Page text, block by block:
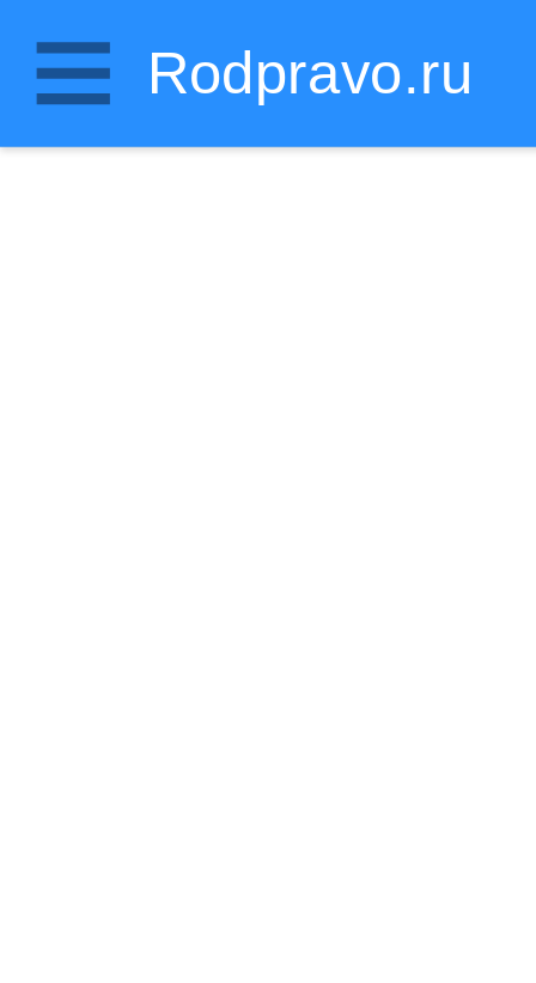
Rodpravo.ru